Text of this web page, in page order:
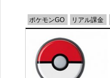
ポケモンGO リアル課金